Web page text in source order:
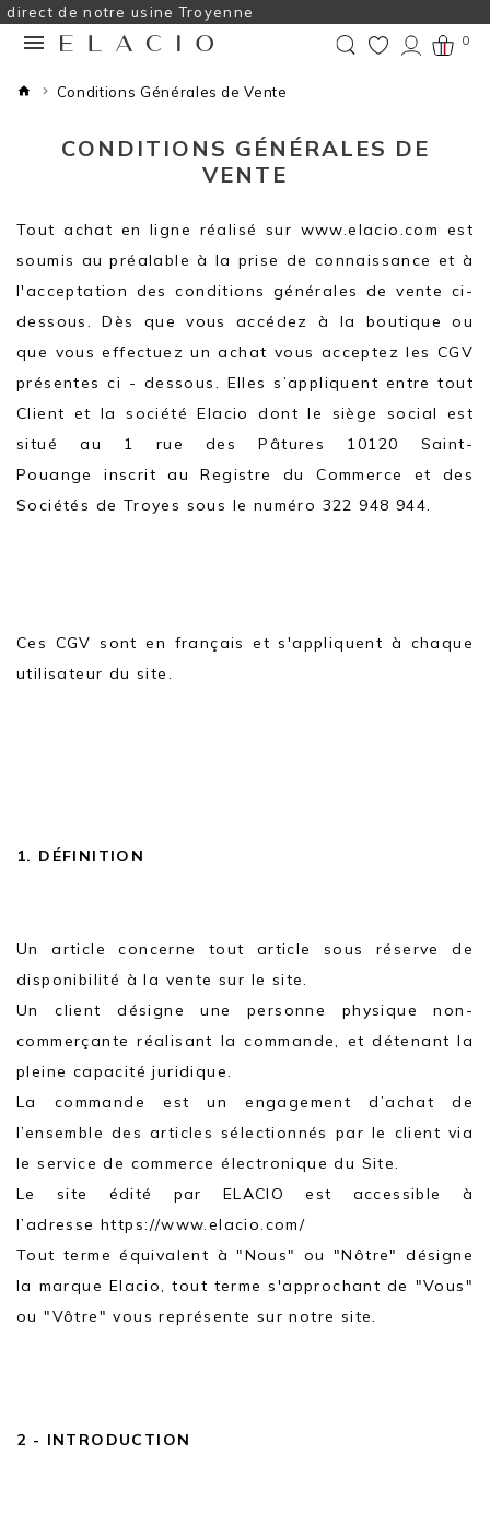
Troyenne
0
Conditions Générales de Vente
CONDITIONS GÉNÉRALES DE
VENTE
Tout achat en ligne réalisé sur www.elacio.com est
soumis au préalable à la prise de connaissance et à
l'acceptation des conditions générales de vente ci-
dessous. Dès que vous accédez à la boutique ou
que vous effectuez un achat vous acceptez les CGV
présentes ci - dessous. Elles s’appliquent entre tout
Client et la société Elacio dont le siège social est
situé au 1 rue des Pâtures 10120 Saint-
Pouange inscrit au Registre du Commerce et des
Sociétés de Troyes sous le numéro 322 948 944.
Ces CGV sont en français et s'appliquent à chaque
utilisateur du site.
1. DÉFINITION
Un article concerne tout article sous réserve de
disponibilité à la vente sur le site.
Un client désigne une personne physique non-
commerçante réalisant la commande, et détenant la
pleine capacité juridique.
La commande est un engagement d’achat de
l’ensemble des articles sélectionnés par le client via
le service de commerce électronique du Site.
Le site édité par ELACIO est accessible à
l’adresse https://www.elacio.com/
Tout terme équivalent à "Nous" ou "Nôtre" désigne
la marque Elacio, tout terme s'approchant de "Vous"
ou "Vôtre" vous représente sur notre site.
2 - INTRODUCTION